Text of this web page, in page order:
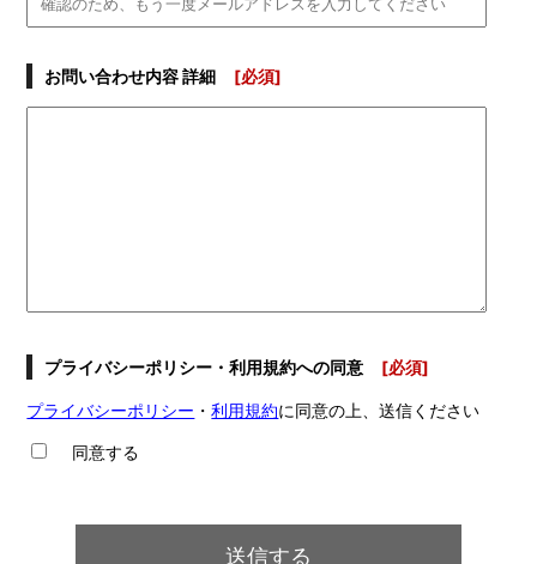
お問い合わせ内容 詳細 [必須]
プライバシーポリシー・利用規約への同意 [必須]
プライバシーポリシー ・利用規約に同意の上、送信ください
同意する